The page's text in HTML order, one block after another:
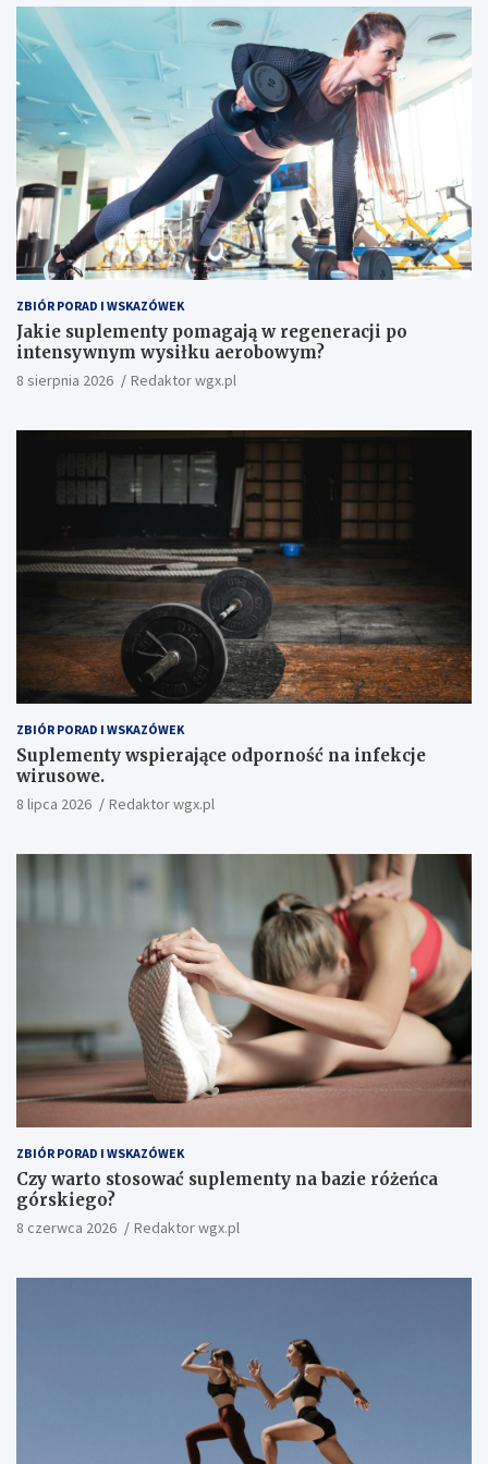
ZBIÓR PORAD I WSKAZÓWEK
Jakie suplementy pomagają w regeneracji po
intensywnym wysiłku aerobowym?
8 sierpnia 2026 Redaktor wgx.pl
ZBIÓR PORAD I WSKAZÓWEK
Suplementy wspierające odporność na infekcje
wirusowe.
8 lipca 2026 Redaktor wgx.pl
ZBIÓR PORAD I WSKAZÓWEK
Czy warto stosować suplementy na bazie różeńca
górskiego?
8 czerwca 2026 Redaktor wgx.pl